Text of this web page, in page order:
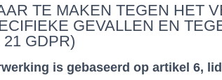
TE MAKEN TEGEN HET
GEVALLEN EN
GDPR)
is gebaseerd op artikel 6,